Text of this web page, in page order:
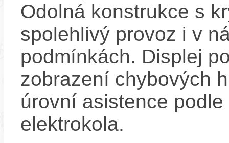
Odolná konstrukce s
spolehlivý provoz i v
podmínkách. Displej
zobrazení chybových
úrovní asistence
elektrokola.